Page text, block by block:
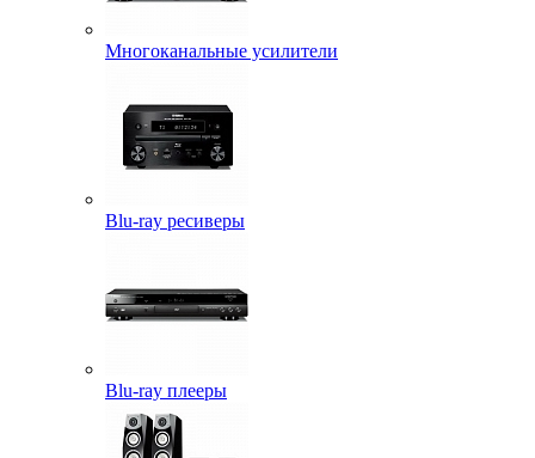
Многоканальные усилители
Blu-ray ресиверы
Blu-ray плееры